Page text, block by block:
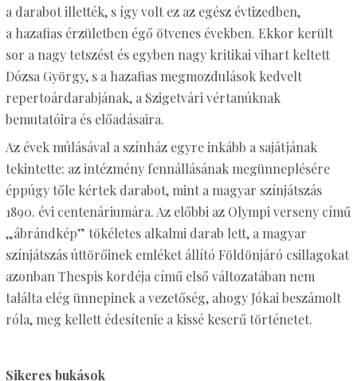
a darabot illették, s így volt ez az egész évtizedben,
a hazafias érzületben égő ötvenes években. Ekkor került
sor a nagy tetszést és egyben nagy kritikai vihart keltett
Dózsa György, s a hazafias megmozdulások kedvelt
repertoárdarabjának, a Szigetvári vértanúknak
bemutatóira és előadásaira.
Az évek múlásával a színház egyre inkább a sajátjának
tekintette: az intézmény fennállásának megünneplésére
éppúgy tőle kértek darabot, mint a magyar színjátszás
1890. évi centenáriumára. Az előbbi az Olympi verseny című
„ábrándkép” tökéletes alkalmi darab lett, a magyar
színjátszás úttörőinek emléket állító Földönjáró csillagokat
azonban Thespis kordéja című első változatában nem
találta elég ünnepinek a vezetőség, ahogy Jókai beszámolt
róla, meg kellett édesítenie a kissé keserű történetet.
Sikeres bukások